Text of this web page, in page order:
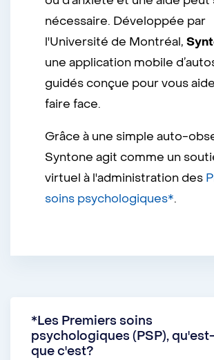
nécessaire. Développée par
l'Université de Montréal,
une application mobile
guidés conçue pour vous
faire face.
Grâce à une simple auto-
Syntone agit comme un
virtuel à l'administration des
soins psychologiques*.
*Les Premiers soins
psychologiques (PSP),
que c'est?